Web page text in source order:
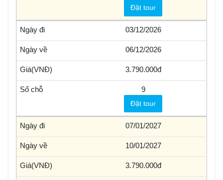
Đặt tour
03/12/2026
06/12/2026
3.790.000
9
Đặt tour
07/01/2027
10/01/2027
3.790.000